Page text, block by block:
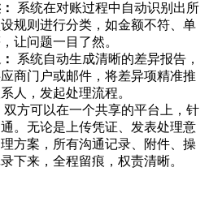
系统在对账过程中自动识别出所
规则进行分类，如金额不符、单
让问题一目了然。
系统自动生成清晰的差异报告，
商门户或邮件，将差异项精准推
人，发起处理流程。
双方可以在一个共享的平台上，针
。无论是上传凭证、发表处理意
方案，所有沟通记录、附件、操
下来，全程留痕，权责清晰。